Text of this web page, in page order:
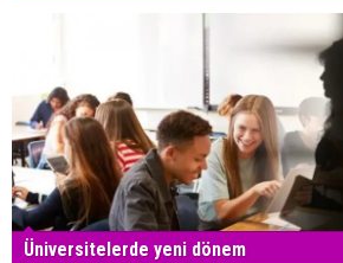
Üniversitelerde yeni dönem